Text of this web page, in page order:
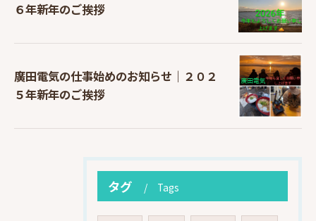
６年新年のご挨拶
廣田電気の仕事始めのお知らせ｜２０２
５年新年のご挨拶
タグ Tags